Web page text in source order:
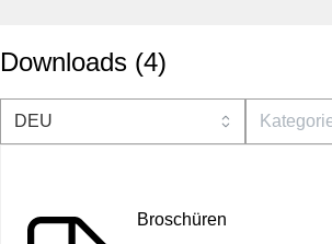
Downloads (4)
Broschüren